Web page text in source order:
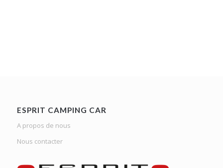
ESPRIT CAMPING CAR
A propos de nous
Nous contacter